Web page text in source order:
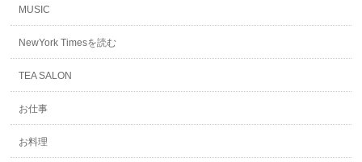
MUSIC
NewYork Timesを読む
TEA SALON
お仕事
お料理